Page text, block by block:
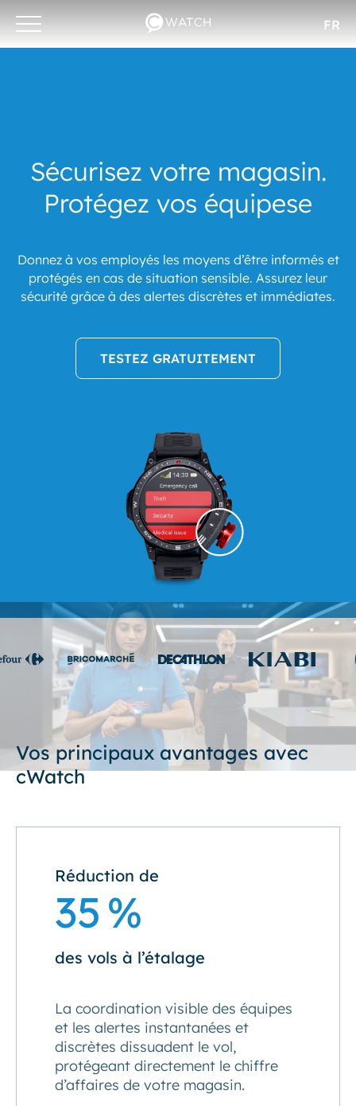
Otwórz/zamknij
menu
FR
Sécurisez votre magasin.
Protégez vos équipese
Donnez à vos employés les moyens d’être informés et
protégés en cas de situation sensible. Assurez leur
sécurité grâce à des alertes discrètes et immédiates.
TESTEZ GRATUITEMENT
Vos principaux avantages avec
cWatch
Réduction de
35 %
des vols à l’étalage
La coordination visible des équipes
et les alertes instantanées et
discrètes dissuadent le vol,
protégeant directement le chiffre
d’affaires de votre magasin.